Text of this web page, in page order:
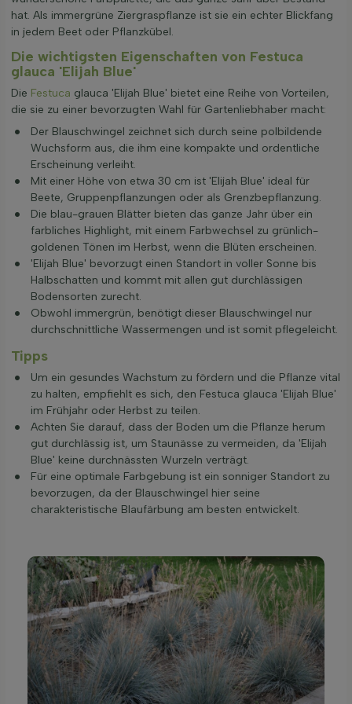
hat. Als immergrüne Ziergraspflanze ist sie ein echter Blickfang
in jedem Beet oder Pflanzkübel.
Die wichtigsten Eigenschaften von Festuca
glauca 'Elijah Blue'
Die Festuca glauca 'Elijah Blue' bietet eine Reihe von Vorteilen,
die sie zu einer bevorzugten Wahl für Gartenliebhaber macht:
Der Blauschwingel zeichnet sich durch seine polbildende
Wuchsform aus, die ihm eine kompakte und ordentliche
Erscheinung verleiht.
Mit einer Höhe von etwa 30 cm ist 'Elijah Blue' ideal für
Beete, Gruppenpflanzungen oder als Grenzbepflanzung.
Die blau-grauen Blätter bieten das ganze Jahr über ein
farbliches Highlight, mit einem Farbwechsel zu grünlich-
goldenen Tönen im Herbst, wenn die Blüten erscheinen.
'Elijah Blue' bevorzugt einen Standort in voller Sonne bis
Halbschatten und kommt mit allen gut durchlässigen
Bodensorten zurecht.
Obwohl immergrün, benötigt dieser Blauschwingel nur
durchschnittliche Wassermengen und ist somit pflegeleicht.
Tipps
Um ein gesundes Wachstum zu fördern und die Pflanze vital
zu halten, empfiehlt es sich, den Festuca glauca 'Elijah Blue'
im Frühjahr oder Herbst zu teilen.
Achten Sie darauf, dass der Boden um die Pflanze herum
gut durchlässig ist, um Staunässe zu vermeiden, da 'Elijah
Blue' keine durchnässten Wurzeln verträgt.
Für eine optimale Farbgebung ist ein sonniger Standort zu
bevorzugen, da der Blauschwingel hier seine
charakteristische Blaufärbung am besten entwickelt.